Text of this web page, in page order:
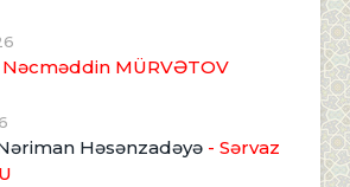
Nəcməddin MÜRVƏTOV
Həsənzadəyə - Sərvaz